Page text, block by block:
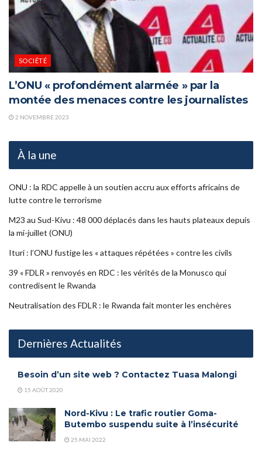
SOCIÉTÉ
L’ONU « profondément alarmée » par la
montée des menaces contre les journalistes
2 NOVEMBRE 2023
À la une
ONU : la RDC appelle à un soutien accru aux efforts africains de
lutte contre le terrorisme
M23 au Sud-Kivu : 48 000 déplacés dans les hauts plateaux depuis
la mi-juillet (ONU)
Ituri : l’ONU fustige les « attaques répétées » contre les civils
39 « FDLR » renvoyés en RDC : les vérités de la Monusco qui
contredisent le Rwanda
Neutralisation des FDLR : le Rwanda fait monter les enchères
Dernières Actualités
Besoin d’un site web ? Contactez Tuasa Malongi
15 AOÛT 2020
Nord-Kivu : Le trafic routier Goma-
Butembo suspendu suite à l’insécurité
25 MAI 2022